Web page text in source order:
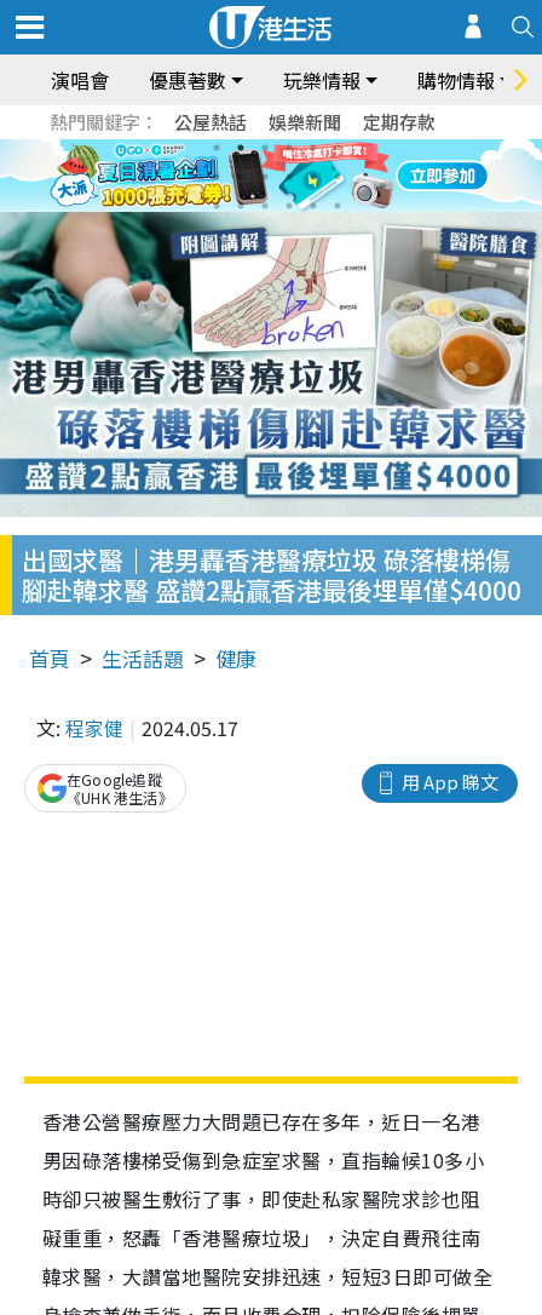
演唱會 優惠著數 玩樂情報 購物情報
熱門關鍵字： 公屋熱話 娛樂新聞 定期存款
出國求醫｜港男轟香港醫療垃圾 碌落樓梯傷
腳赴韓求醫 盛讚2點贏香港最後埋單僅$4000
首頁 生活話題 健康
文: 程家健 2024.05.17
用 App 睇文
在Google追蹤
《UHK 港生活》
香港公營醫療壓力大問題已存在多年，近日一名港
男因碌落樓梯受傷到急症室求醫，直指輪候10多小
時卻只被醫生敷衍了事，即使赴私家醫院求診也阻
礙重重，怒轟「香港醫療垃圾」，決定自費飛往南
韓求醫，大讚當地醫院安排迅速，短短3日即可做全